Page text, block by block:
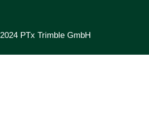
PTx Trimble GmbH